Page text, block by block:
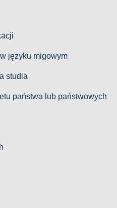
języku migowym
studia
państwa lub państwowych